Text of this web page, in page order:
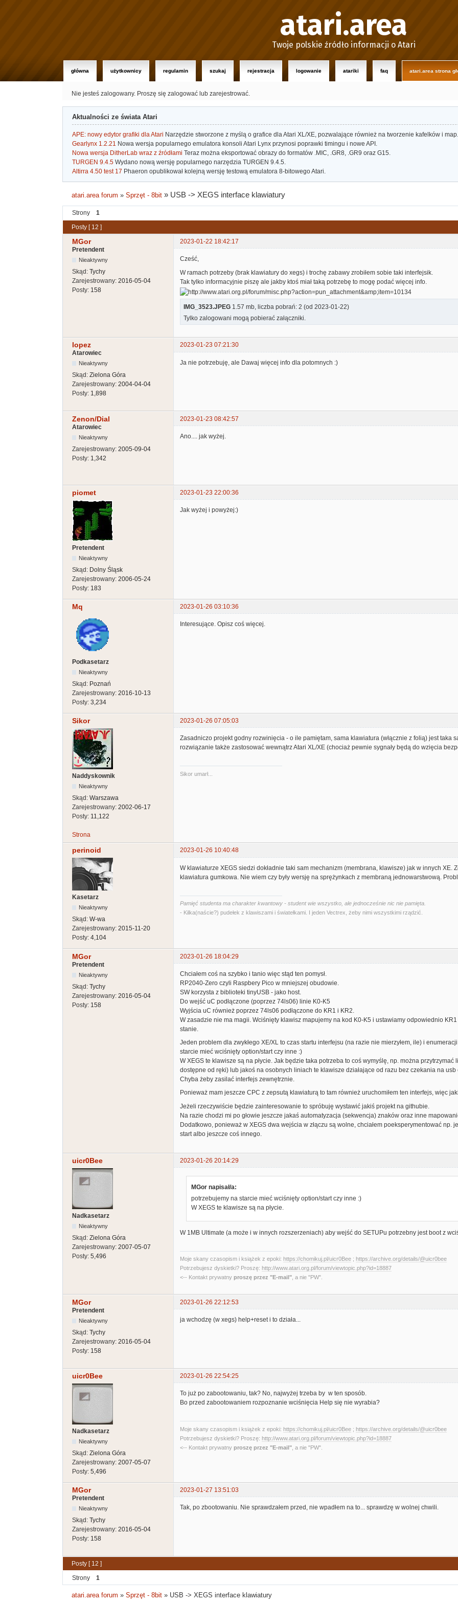
atari.area
Twoje polskie źródło informacji o Atari
główna użytkownicy regulamin szukaj rejestracja logowanie atariki faq atari.area strona
Nie jesteś zalogowany. Proszę się zalogować lub zarejestrować.
Aktualności ze świata Atari
APE: nowy edytor grafiki dla Atari Narzędzie stworzone z myślą o grafice dla Atari XL/XE, pozwalające również na tworzenie kafelków i map.
Gearlynx 1.2.21 Nowa wersja popularnego emulatora konsoli Atari Lynx przynosi poprawki timingu i nowe API.
Nowa wersja DitherLab wraz z źródłami Teraz można eksportować obrazy do formatów .MIC, .GR8, .GR9 oraz G15.
TURGEN 9.4.5 Wydano nową wersję popularnego narzędzia TURGEN 9.4.5.
Altirra 4.50 test 17 Phaeron opublikował kolejną wersję testową emulatora 8-bitowego Atari.
atari.area forum »Sprzęt - 8bit » USB -> XEGS interface klawiatury
Strony
1
Posty [ 12 ]
MGor
2023-01-22 18:42:17
Pretendent
Nieaktywny
Skąd: Tychy
Zarejestrowany: 2016-05-04
Posty: 158
Cześć,
W ramach potrzeby (brak klawiatury do xegs) i trochę zabawy zrobiłem sobie taki interfejsik.
Tak tylko informacyjnie piszę ale jakby ktoś miał taką potrzebę to mogę podać więcej info.
IMG_3523.JPEG 1.57 mb, liczba pobrań: 2 (od 2023-01-22)
Tylko zalogowani mogą pobierać załączniki.
lopez
2023-01-23 07:21:30
Atarowiec
Nieaktywny
Skąd: Zielona Góra
Zarejestrowany: 2004-04-04
Posty: 1,898
Ja nie potrzebuję, ale Dawaj więcej info dla potomnych :)
Zenon/Dial
2023-01-23 08:42:57
Atarowiec
Nieaktywny
Zarejestrowany: 2005-09-04
Posty: 1,342
Ano.... jak wyżej.
piomet 2023-01-23 22:00:36
Pretendent
Nieaktywny
Skąd: Dolny Śląsk
Zarejestrowany: 2006-05-24
Posty: 183
Jak wyżej i powyżej:)
Mq 2023-01-26 03:10:36
Podkasetarz
Nieaktywny
Skąd: Poznań
Zarejestrowany: 2016-10-13
Posty: 3,234
Interesujące. Opisz coś więcej.
Sikor 2023-01-26 07:05:03
Naddyskownik
Nieaktywny
Skąd: Warszawa
Zarejestrowany: 2002-06-17
Posty: 11,122
Zasadniczo projekt godny rozwinięcia - o ile pamiętam, sama klawiatura (włącznie z folią) jest taka
rozwiązanie także zastosować wewnątrz Atari XL/XE (chociaż pewnie sygnały będą do wzięcia
Sikor umarł...
Strona
perinoid 2023-01-26 10:40:48
Kasetarz
Nieaktywny
Skąd: W-wa
Zarejestrowany: 2015-11-20
Posty: 4,104
W klawiaturze XEGS siedzi dokładnie taki sam mechanizm (membrana, klawisze) jak w innych
klawiatura gumkowa. Nie wiem czy były wersję na sprężynkach z membraną jednowarstwową.
Pamięć studenta ma charakter kwantowy - student wie wszystko, ale jednocześnie nic nie pamięta.
- Kilka(naście?) pudełek z klawiszami i światełkami. I jeden Vectrex, żeby nimi wszystkimi rządzić.
MGor
2023-01-26 18:04:29
Pretendent
Nieaktywny
Skąd: Tychy
Zarejestrowany: 2016-05-04
Posty: 158
Chciałem coś na szybko i tanio więc stąd ten pomysł.
RP2040-Zero czyli Raspbery Pico w mniejszej obudowie.
SW korzysta z biblioteki tinyUSB - jako host.
Do wejść uC podłączone (poprzez 74ls06) linie K0-K5
Wyjścia uC również poprzez 74ls06 podłączone do KR1 i KR2.
W zasadzie nie ma magii. Wciśnięty klawisz mapujemy na kod K0-K5 i ustawiamy odpowiednio
stanie.
Jeden problem dla zwykłego XE/XL to czas startu interfejsu (na razie nie mierzyłem, ile) i
starcie mieć wciśnięty option/start czy inne :)
W XEGS te klawisze są na płycie. Jak będzie taka potrzeba to coś wymyślę, np. można
dostępne od ręki) lub jakoś na osobnych liniach te klawisze działające od razu bez czekania na usb
Chyba żeby zasilać interfejs zewnętrznie.
Ponieważ mam jeszcze CPC z zepsutą klawiaturą to tam również uruchomiłem ten interfejs, więc
Jeżeli rzeczywiście będzie zainteresowanie to spróbuję wystawić jakiś projekt na githubie.
Na razie chodzi mi po głowie jeszcze jakaś automatyzacja (sekwencja) znaków oraz inne
Dodatkowo, ponieważ w XEGS dwa wejścia w złączu są wolne, chciałem poeksperymentować np.
start albo jeszcze coś innego.
uicr0Bee 2023-01-26 20:14:29
Nadkasetarz
Nieaktywny
Skąd: Zielona Góra
Zarejestrowany: 2007-05-07
Posty: 5,496
MGor napisał/a:
potrzebujemy na starcie mieć wciśnięty option/start czy inne :)
W XEGS te klawisze są na płycie.
W 1MB Ultimate (a może i w innych rozszerzeniach) aby wejść do SETUPu potrzebny jest boot z
Moje skany czasopism i książek z epoki: https://chomikuj.pl/uicr0Bee ; https://archive.org/details/@uicr0bee
Potrzebujesz dyskietki? Proszę: http://www.atari.org.pl/forum/viewtopic.php?id=18887
<-- Kontakt prywatny proszę przez "E-mail", a nie "PW".
MGor
2023-01-26 22:12:53
Pretendent
Nieaktywny
Skąd: Tychy
Zarejestrowany: 2016-05-04
Posty: 158
ja wchodzę (w xegs) help+reset i to działa...
uicr0Bee 2023-01-26 22:54:25
Nadkasetarz
Nieaktywny
Skąd: Zielona Góra
Zarejestrowany: 2007-05-07
Posty: 5,496
To już po zabootowaniu, tak? No, najwyżej trzeba by w ten sposób.
Bo przed zabootowaniem rozpoznanie wciśnięcia Help się nie wyrabia?
Moje skany czasopism i książek z epoki: https://chomikuj.pl/uicr0Bee ; https://archive.org/details/@uicr0bee
Potrzebujesz dyskietki? Proszę: http://www.atari.org.pl/forum/viewtopic.php?id=18887
<-- Kontakt prywatny proszę przez "E-mail" , a nie "PW".
MGor
2023-01-27 13:51:03
Pretendent
Nieaktywny
Skąd: Tychy
Zarejestrowany: 2016-05-04
Posty: 158
Tak, po zbootowaniu. Nie sprawdzałem przed, nie wpadłem na to... sprawdzę w wolnej chwili.
Posty [ 12 ]
Strony
1
atari.area forum »Sprzęt - 8bit » USB -> XEGS interface klawiatury